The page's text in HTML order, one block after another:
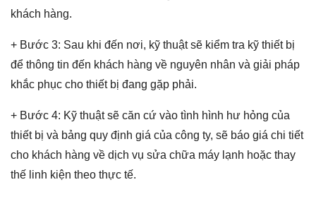
khách hàng.
+ Bước 3: Sau khi đến nơi, kỹ thuật sẽ kiểm tra kỹ thiết bị
để thông tin đến khách hàng về nguyên nhân và giải pháp
khắc phục cho thiết bị đang gặp phải.
+ Bước 4: Kỹ thuật sẽ căn cứ vào tình hình hư hỏng của
thiết bị và bảng quy định giá của công ty, sẽ báo giá chi tiết
cho khách hàng về dịch vụ sửa chữa máy lạnh hoặc thay
thế linh kiện theo thực tế.